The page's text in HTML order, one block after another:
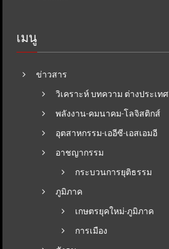
เมนู
ข่าวสาร
วิเคราะห์ บทความ ต่างประเทศ
พลังงาน-คมนาคม-โลจิสติกส์
อุตสาหกรรม-เออีซี-เอสเอมอี
อาชญากรรม
กระบวนการยุติธรรม
ภูมิภาค
เกษตรยุคใหม่-ภูมิภาค
การเมือง